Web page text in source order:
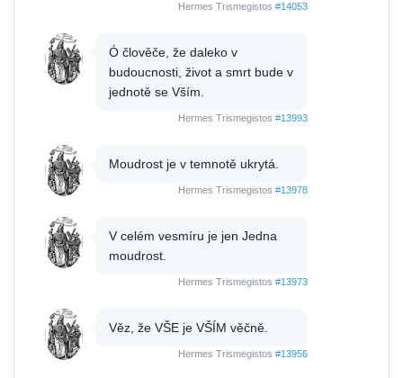
Hermes Trismegistos #14053
Ó člověče, že daleko v
budoucnosti, život a smrt bude v
jednotě se Vším.
Hermes Trismegistos #13993
Moudrost je v temnotě ukrytá.
Hermes Trismegistos #13978
V celém vesmíru je jen Jedna
moudrost.
Hermes Trismegistos #13973
Věz, že VŠE je VŠÍM věčně.
Hermes Trismegistos #13956